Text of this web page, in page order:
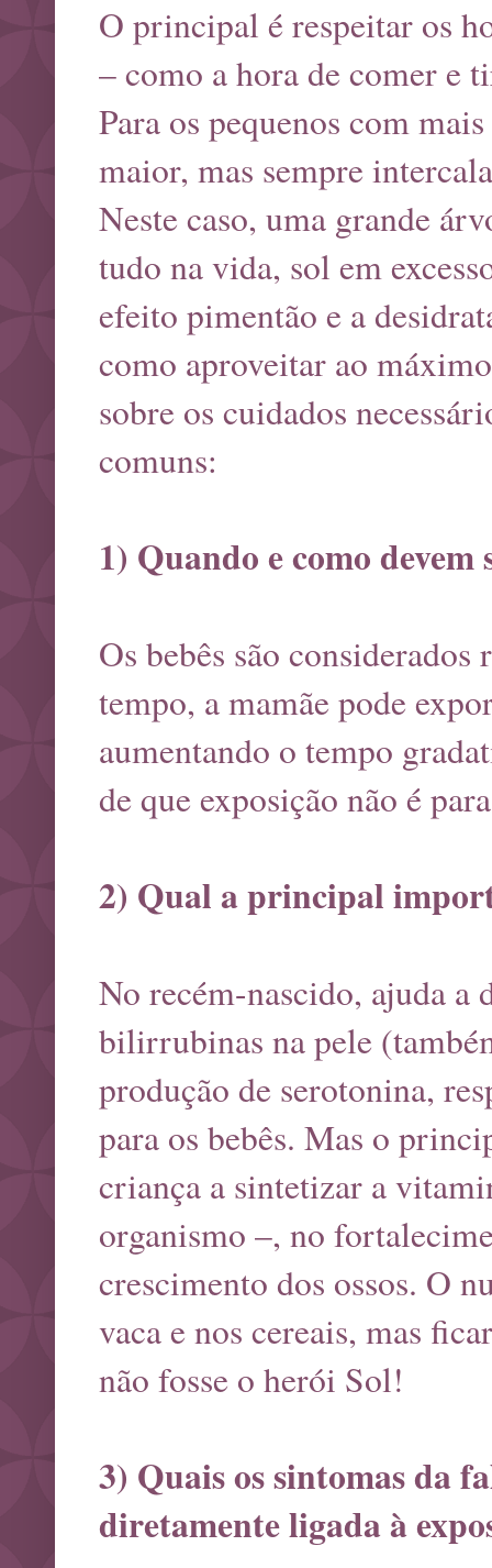
O principal é respeitar os
– como a hora de comer e
Para os pequenos com
maior, mas sempre
Neste caso, uma grande
tudo na vida, sol em
efeito pimentão e a
como aproveitar ao
sobre os cuidados
comuns:
1) Quando e como
Os bebês são
tempo, a mamãe pode
aumentando o tempo
de que exposição não é
2) Qual a principal
No recém-nascido, ajuda
bilirrubinas na pele
produção de serotonina,
para os bebês. Mas o
criança a sintetizar a
organismo –, no
crescimento dos ossos. O
vaca e nos cereais, mas
não fosse o herói Sol!
3) Quais os sintomas da
diretamente ligada à